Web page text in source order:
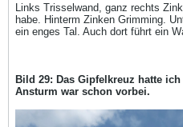
Links Trisselwand, ganz rechts
habe. Hinterm Zinken Grimming.
ein enges Tal. Auch dort führt ein
Bild 29: Das Gipfelkreuz hatte
Ansturm war schon vorbei.